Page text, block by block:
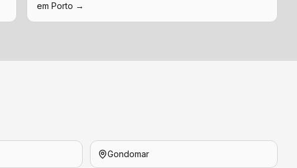
em Porto →
Gondomar